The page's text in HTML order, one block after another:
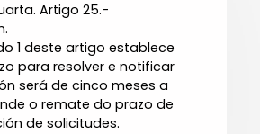
Artigo 25.-
1 deste artigo establece
para resolver e notificar
será de cinco meses a
o remate do prazo de
de solicitudes.